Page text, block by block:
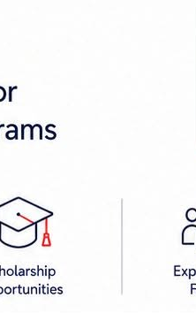
तत्काल
र कार्यक्षेत्रमा
दायरामा
कर्मचारीहरू जान